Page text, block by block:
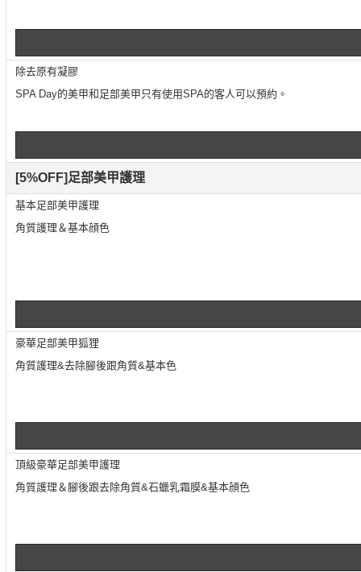
除去原有凝膠
SPA Day的美甲和足部美甲只有使用SPA的客人可以預約。
[5%OFF]足部美甲護理
基本足部美甲護理
角質護理＆基本顔色
豪華足部美甲狐狸
角質護理&去除腳後跟角質&基本色
頂級豪華足部美甲護理
角質護理＆腳後跟去除角質&石蠟乳霜膜&基本顔色